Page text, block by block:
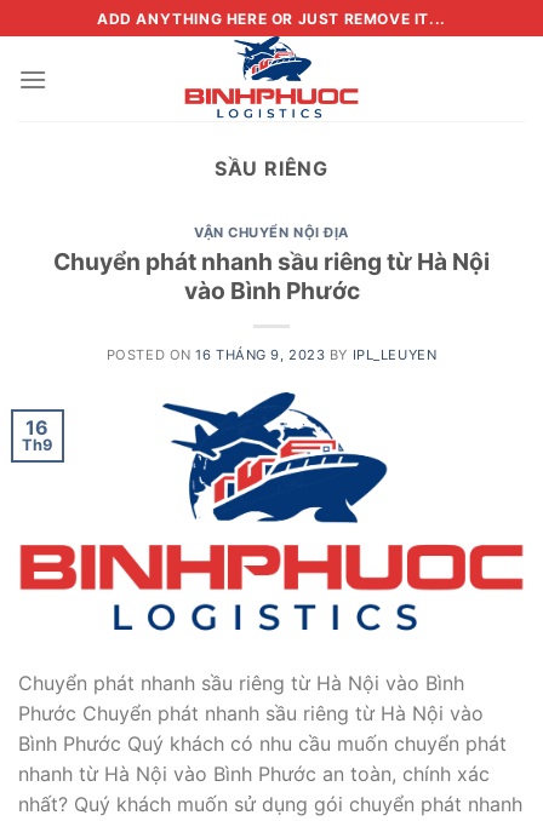
to
content
ADD ANYTHING HERE OR JUST REMOVE IT...
SẦU RIÊNG
VẬN CHUYỂN NỘI ĐỊA
Chuyển phát nhanh sầu riêng từ Hà Nội
vào Bình Phước
POSTED ON16 THÁNG 9, 2023 BY IPL_LEUYEN
16
Th9
Chuyển phát nhanh sầu riêng từ Hà Nội vào Bình
Phước Chuyển phát nhanh sầu riêng từ Hà Nội vào
Bình Phước Quý khách có nhu cầu muốn chuyển phát
nhanh từ Hà Nội vào Bình Phước an toàn, chính xác
nhất? Quý khách muốn sử dụng gói chuyển phát nhanh